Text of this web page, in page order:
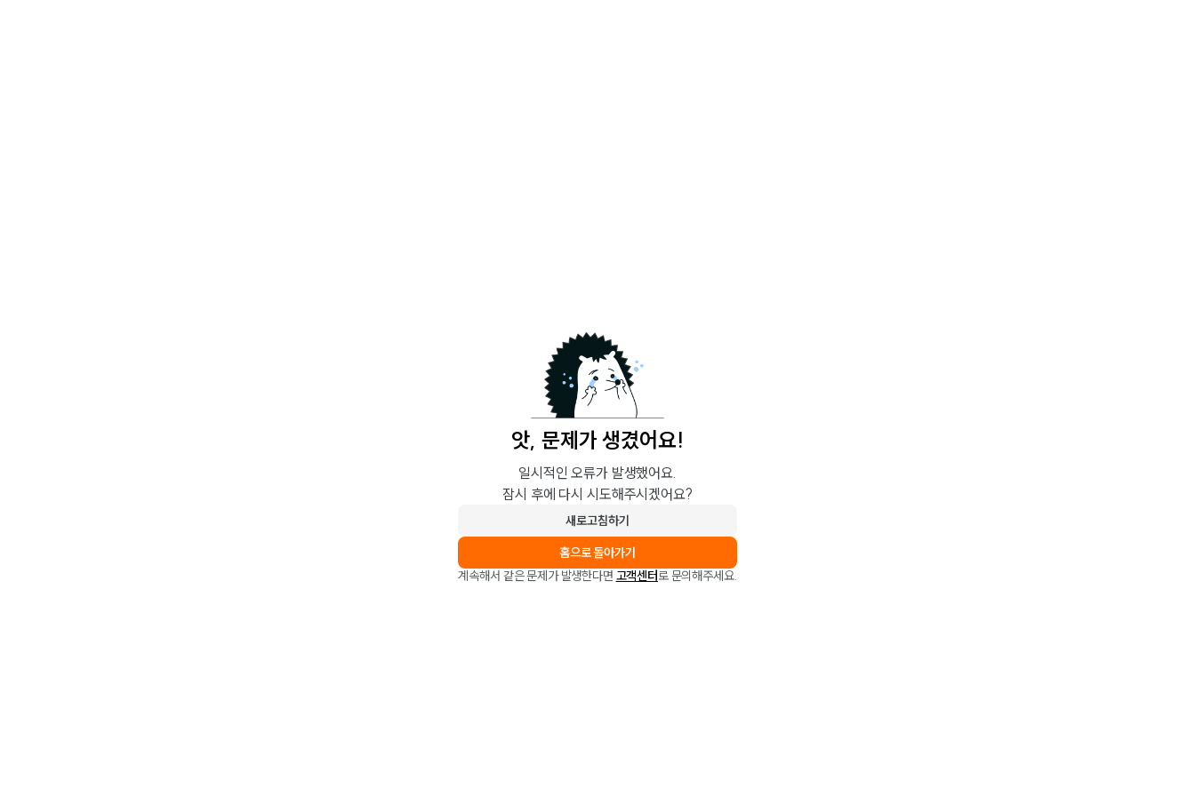
앗, 문제가 생겼어요!
일시적인 오류가 발생했어요.
잠시 후에 다시 시도해주시겠어요?
새로고침하기
홈으로 돌아가기
계속해서 같은 문제가 발생한다면 고객센터로 문의해주세요.